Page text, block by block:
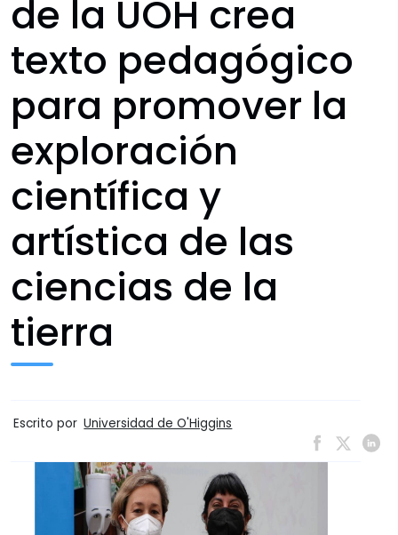
de la UOH crea
texto pedagógico
para promover la
exploración
científica y
artística de las
ciencias de la
tierra
Escrito por Universidad de O'Higgins